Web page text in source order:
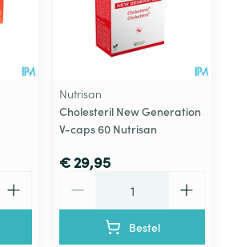
Nutrisan
Cholesteril New Generation
V-caps 60 Nutrisan
€ 29,95
Bestel